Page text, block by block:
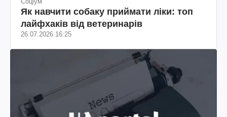
Як навчити собаку приймати ліки: топ
лайфхаків від ветеринарів
26.07.2026 16:25